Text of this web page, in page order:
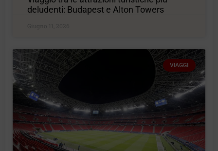
deludenti: Budapest e Alton Towers
Giugno 11, 2026
VIAGGI